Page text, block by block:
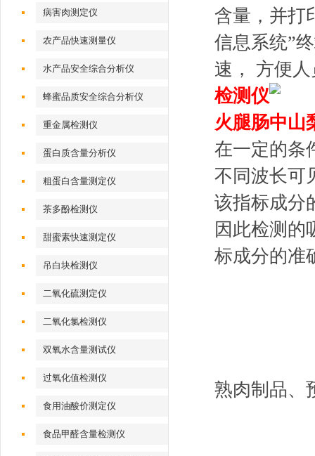
病害肉测定仪
农产品快速测量仪
水产品安全综合分析仪
蜂蜜品质安全综合分析仪
重金属检测仪
蛋白质含量分析仪
粗蛋白含量测定仪
茶多酚检测仪
甜蜜素快速测定仪
吊白块检测仪
二氧化硫测定仪
二氧化氯检测仪
双氧水含量测试仪
过氧化值检测仪
食用油酸价测定仪
食品甲醛含量检测仪
含量，并打
信息系统”
速， 方便
检测仪
火腿肠中山
在一定的条
不同波长可
该指标成分
因此检测的
标成分的准
熟肉制品、